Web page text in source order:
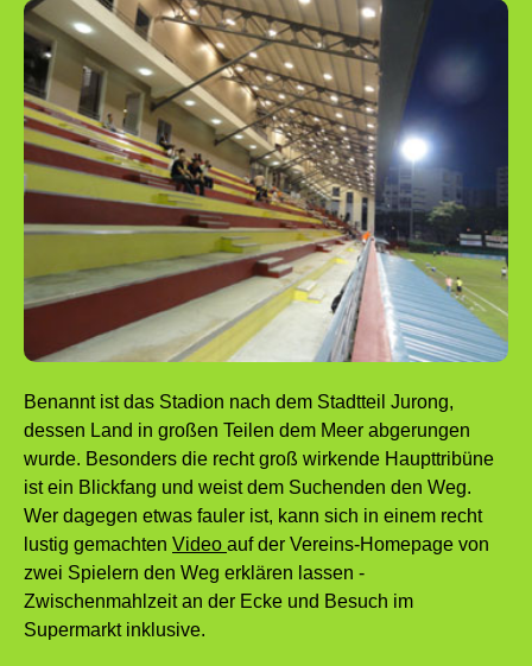
Benannt ist das Stadion nach dem Stadtteil Jurong,
dessen Land in großen Teilen dem Meer abgerungen
wurde. Besonders die recht groß wirkende Haupttribüne
ist ein Blickfang und weist dem Suchenden den Weg.
Wer dagegen etwas fauler ist, kann sich in einem recht
lustig gemachten Video auf der Vereins-Homepage von
zwei Spielern den Weg erklären lassen -
Zwischenmahlzeit an der Ecke und Besuch im
Supermarkt inklusive.